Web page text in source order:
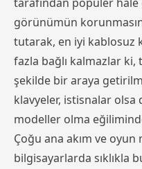
görünümün
tutarak, en iyi kablosuz
fazla bağlı kalmazlar
şekilde bir araya
klavyeler, istisnalar
modeller olma
Çoğu ana akım ve
bilgisayarlarda sıklıkla